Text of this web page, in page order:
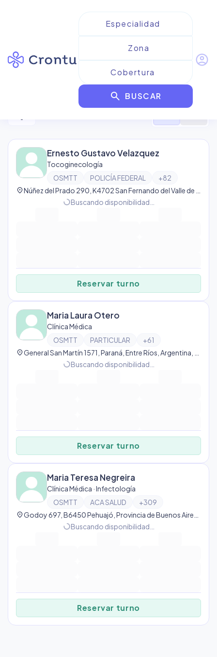
search BUSCAR
account_circle
Resultados paraOSMTT
filter_alt
Ernesto Gustavo Velazquez
Tocoginecología
OSMTT
POLICÍA FEDERAL +82
location_on
progress_activityBuscando disponibilidad…
Reservar turno
Maria Laura Otero
Clínica Médica
OSMTT
PARTICULAR +61
location_on
progress_activityBuscando disponibilidad…
Reservar turno
Maria Teresa Negreira
Clínica Médica · Infectología
OSMTT
ACA SALUD +309
location_on
progress_activityBuscando disponibilidad…
Reservar turno